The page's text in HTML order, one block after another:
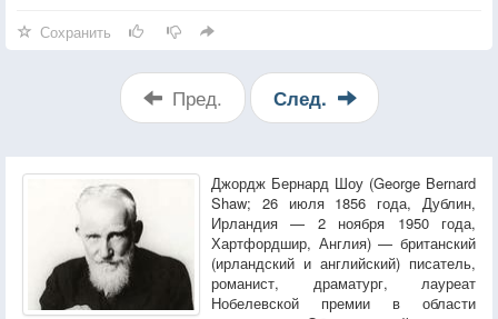
Сохранить
Пред. След.
Джордж Бернард Шоу (George Bernard
Shaw; 26 июля 1856 года, Дублин,
Ирландия — 2 ноября 1950 года,
Хартфордшир, Англия) — британский
(ирландский и английский) писатель,
романист, драматург, лауреат
Нобелевской премии в области